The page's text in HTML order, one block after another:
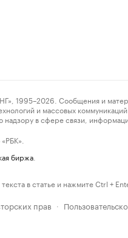
Сообщения и
и массовых
в сфере связи,
биржа
в статье и нажмите Ctrl +
прав ·